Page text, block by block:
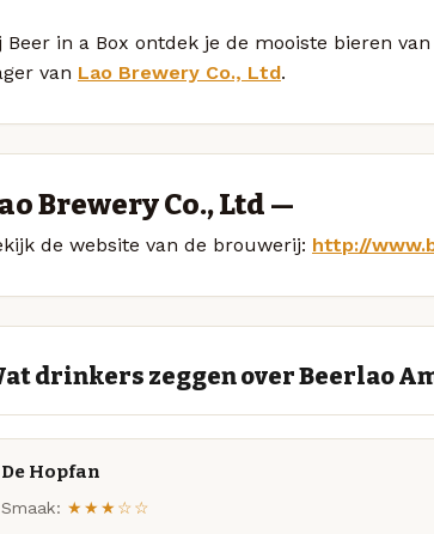
Beer in a Box ontdek je de mooiste bieren
van Lao Brewery Co., Ltd.
Brewery Co., Ltd —
de website van de brouwerij: http://
drinkers zeggen over Beerlao
De Hopfan
Smaak: ★★★☆☆